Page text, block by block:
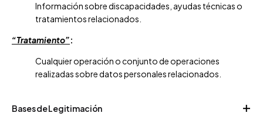
Información sobre discapacidades, ayudas técnicas o
tratamientos relacionados.
“Tratamiento”:
Cualquier operación o conjunto de operaciones
realizadas sobre datos personales relacionados.
Bases de Legitimación